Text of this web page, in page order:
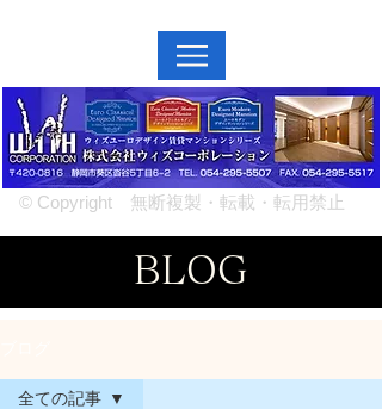
© Copyright 無断複製・転載・転用禁止
BLOG
全ての記事